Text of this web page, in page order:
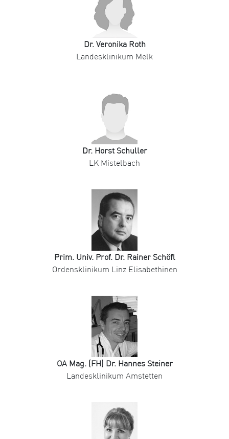
Dr. Veronika Roth
Landesklinikum Melk
Dr. Horst Schuller
LK Mistelbach
Prim. Univ. Prof. Dr. Rainer Schöfl
Ordensklinikum Linz Elisabethinen
OA Mag. (FH) Dr. Hannes Steiner
Landesklinikum Amstetten